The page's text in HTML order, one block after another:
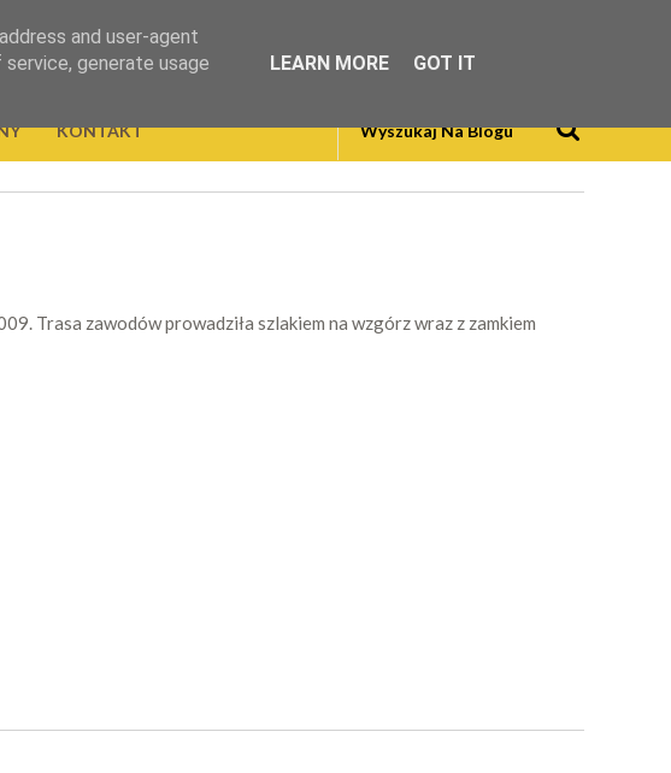
KONTAKT
Trasa zawodów prowadziła szlakiem na wzgórz wraz z zamkiem
and user-agent
generate usage
LEARN MORE GOT IT